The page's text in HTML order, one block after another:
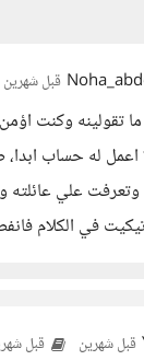
قبل شهرين
تقولينه وكنت
اعمل له حساب
علي عائلته
في الكلام
قبل شهرين قبل